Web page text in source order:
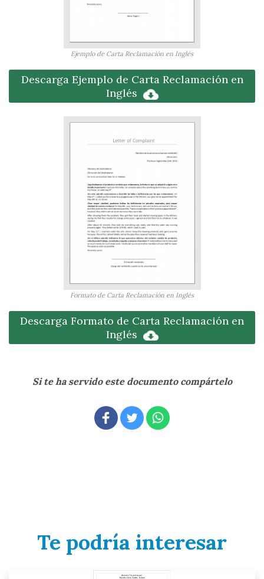
Ejemplo de Carta Reclamación en Inglés
Descarga Ejemplo de Carta Reclamación en
Inglés
Formato de Carta Reclamación en Inglés
Descarga Formato de Carta Reclamación en
Inglés
Si te ha servido este documento compártelo
Te podría interesar